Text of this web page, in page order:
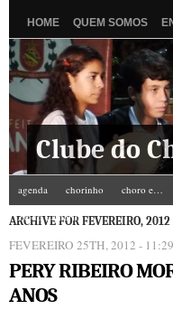
HOME QUEM SOMOS
Clube do
agenda chorinho choro e…
Zé do Camarim
ARCHIVE FOR FEVEREIRO, 2012
FEVEREIRO 25TH, 2012 -
PERY RIBEIRO
ANOS